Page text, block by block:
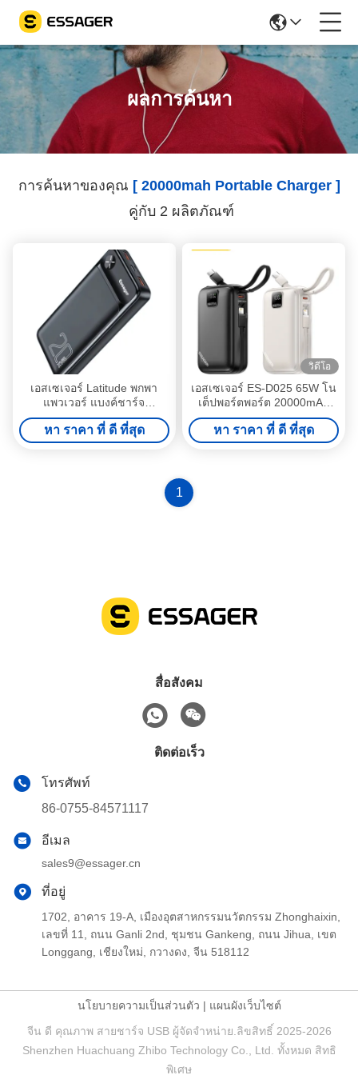
ผลการค้นหา
การค้นหาของคุณ [ 20000mah Portable Charger ]
คู่กับ 2 ผลิตภัณฑ์
เอสเซเจอร์ Latitude พกพา
แพวเวอร์ แบงค์ชาร์จ
20000mAh 3 Output 2 Input
หา ราคา ที่ ดี ที่สุด
วิดีโอ
เอสเซเจอร์ ES-D025 65W โน
เต็ปพอร์ตพอร์ต 20000mAh
แพวเวอร์แบงค์
หา ราคา ที่ ดี ที่สุด
1
สื่อสังคม
ติดต่อเร็ว
โทรศัพท์
86-0755-84571117
อีเมล
sales9@essager.cn
ที่อยู่
1702, อาคาร 19-A, เมืองอุตสาหกรรมนวัตกรรม Zhonghaixin,
เลขที่ 11, ถนน Ganli 2nd, ชุมชน Gankeng, ถนน Jihua, เขต
Longgang, เชียงใหม่, กวางดง, จีน 518112
นโยบายความเป็นส่วนตัว | แผนผังเว็บไซต์
จีน ดี คุณภาพ สายชาร์จ USB ผู้จัดจําหน่าย.ลิขสิทธิ์ 2025-2026
Shenzhen Huachuang Zhibo Technology Co., Ltd. ทั้งหมด สิทธิ
พิเศษ